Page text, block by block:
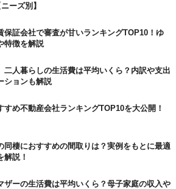
ーズ別】
保証会社で審査が甘いランキングTOP10！ゆ
特徴を解説
二人暮らしの生活費は平均いくら？内訳や支出
ションも解説
すめ不動産会社ランキングTOP10を大公開！
同棲におすすめの間取りは？実例をもとに最適
解説！
ザーの生活費は平均いくら？母子家庭の収入や